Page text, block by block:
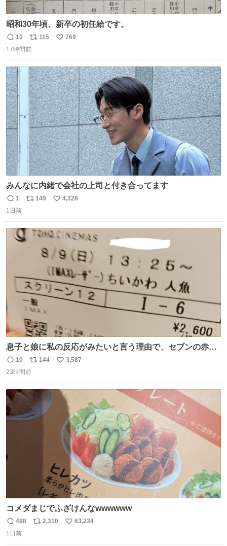
昭和30年頃、新卒の初任給です。
返
信
10
リ
ポ
ト
数
115
い
数
769
17時間前
みんなに内緒で会社の上司と付き合ってます
返
信
1
リ
140
い
数
4,328
1日前
息子と娘に私の反応がみたいと言う理由で、セブンの赤魚
の煮付けを食べさせられ、ちいかわの映画に連れてこられ
ました 一体どういうことなんやで…
返
信
10
リ
ポ
数
144
い
数
3,587
23時間前
コメダまじでふざけんなwwwwww
返
信
498
リ
2,310
い
63,234
1日前